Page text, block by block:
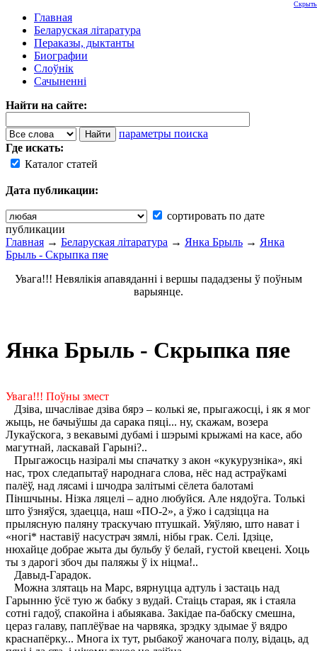
Главная
Беларуская літаратура
Пераказы, дыктанты
Биографии
Слоўнік
Сачыненні
Найти на сайте:
параметры поиска
Где искать:
Каталог статей
Дата публикации:
сортировать по дате
публикации
Скрыть
Главная → Беларуская літаратура → Янка Брыль → Янка
Брыль - Скрыпка пяе
Увага!!! Невялікія апавяданні і вершы пададзены ў поўным
варыянце.
Янка Брыль - Скрыпка пяе
Увага!!! Поўны змест
Дзіва, шчаслівае дзіва бярэ – колькі яе, прыгажосці, і як я мог
жыць, не бачыўшы да сарака пяці... ну, скажам, возера
Лукаўскога, з векавымі дубамі і шэрымі крыжамі на касе, або
магутнай, ласкавай Гарыні?..
Прыгажосць назіралі мы спачатку з акон «кукурузніка», які
нас, трох следапытаў народнага слова, нёс над астраўкамі
палёў, над лясамі і шчодра залітымі сёлета балотамі
Піншчыны. Нізка ляцелі – адно любуйся. Але нядоўга. Толькі
што ўзняўся, здаецца, наш «ПО-2», а ўжо і садзіцца на
прылясную паляну траскучаю птушкай. Уяўляю, што нават і
«ногі* наставіў насустрач зямлі, нібы грак. Селі. Ідзіце,
нюхайце добрае жыта ды бульбу ў белай, густой квецені. Хоць
ты з дарогі збоч ды паляжы ў іх ніцма!..
Давыд-Гарадок.
Можна злятаць на Марс, вярнуцца адтуль і застаць над
Гарынню ўсё тую ж бабку з вудай. Стаіць старая, як і стаяла
сотні гадоў, спакойна і абыякава. Закідае па-бабску смешна,
цераз галаву, паплёўвае на чарвяка, зрэдку здымае ў вядро
краснапёрку... Многа іх тут, рыбакоў жаночага полу, відаць, ад